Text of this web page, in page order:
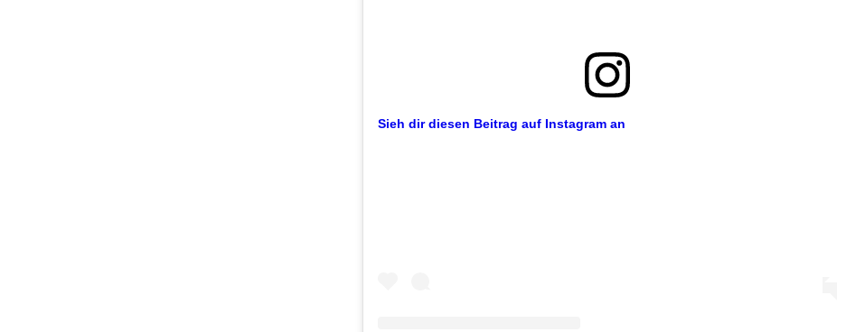
Sieh dir diesen Beitrag auf Instagram an